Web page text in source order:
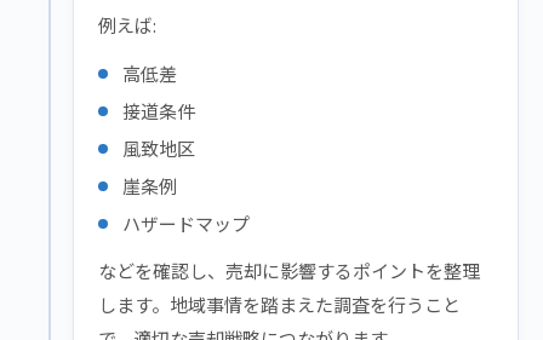
例えば:
高低差
接道条件
風致地区
崖条例
ハザードマップ
などを確認し、売却に影響するポイントを整理
します。地域事情を踏まえた調査を行うこと